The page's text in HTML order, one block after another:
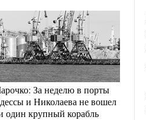
За неделю в порты
и Николаева не вошел
один крупный корабль